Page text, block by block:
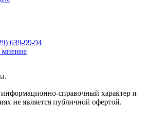
639-99-94
мнение
справочный характер и
не является публичной офертой.